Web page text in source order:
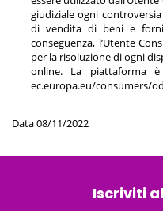
giudiziale ogni
di vendita di beni e
conseguenza, l’Utente
per la risoluzione di ogni
online. La piattaforma
ec.europa.eu/consumers/
Data 08/11/2022
Iscriviti